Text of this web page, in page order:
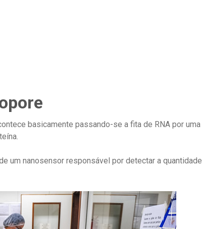
basicamente passando-se a fita de RNA por uma
um nanosensor responsável por detectar a quantidade